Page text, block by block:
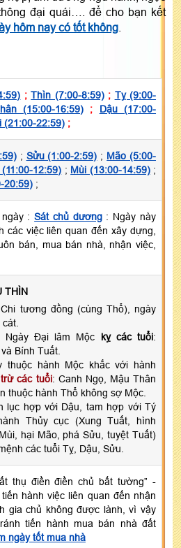
đại quái…. để cho bạn kết
hôm nay có tốt không
;Thìn (7:00-8:59); Tỵ (9:00-
(15:00-16:59) ; Dậu (17:00-
(21:00-22:59) ;
; Sửu (1:00-2:59) ; Mão (5:00-
(11:00-12:59) ; Mùi (13:00-14:59);
20:59) ;
: Sát chủ dương: Ngày này
các việc liên quan đến xây dựng,
bán, mua bán nhà, nhận việc,
THÌN
tương đồng (cùng Thổ), ngày
Ngày Đại lâm Mộc kỵ các tuổi:
Bính Tuất.
thuộc hành Mộc khắc với hành
các tuổi: Canh Ngọ, Mậu Thân
thuộc hành Thổ không sợ Mộc.
lục hợp với Dậu, tam hợp với Tý
Thủy cục (Xung Tuất, hình
hại Mão, phá Sửu, tuyệt Tuất)
các tuổi Tỵ, Dậu, Sửu.
thụ điền điền chủ bất tường” -
hành việc liên quan đến nhận
gia chủ không được lành, vì vậy
tiến hành mua bán nhà đất
ngày tốt mua nhà